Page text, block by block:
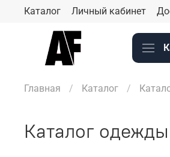
Каталог Личный кабинет
Главная Каталог
Каталог